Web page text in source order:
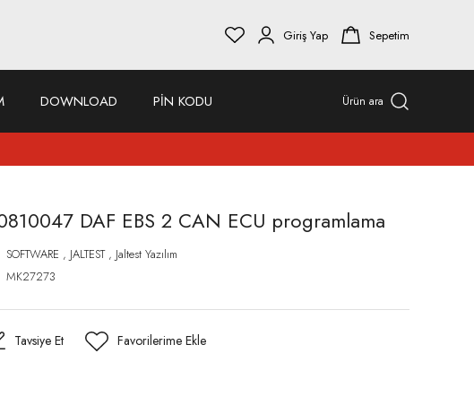
Giriş Yap Sepetim
DOWNLOAD PİN KODU Ürün ara
DAF EBS 2 CAN ECU programlama
SOFTWARE , JALTEST , Jaltest Yazılım
MK27273
Tavsiye Et